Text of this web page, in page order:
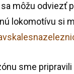
môžu odviezť
lokomotívu si
sme